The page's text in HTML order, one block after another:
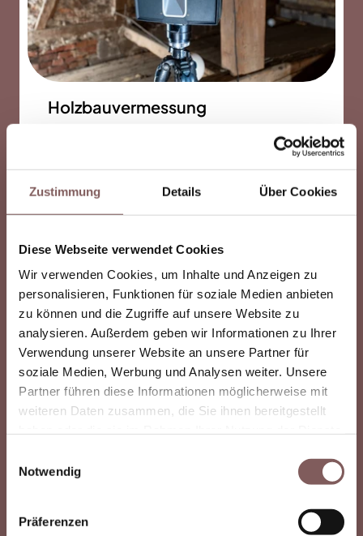
Zustimmung Details Über Cookies
Diese Webseite verwendet Cookies
Wir verwenden Cookies, um Inhalte und Anzeigen zu
personalisieren, Funktionen für soziale Medien anbieten
zu können und die Zugriffe auf unsere Website zu
analysieren. Außerdem geben wir Informationen zu Ihrer
Verwendung unserer Website an unsere Partner für
soziale Medien, Werbung und Analysen weiter. Unsere
Partner führen diese Informationen möglicherweise mit
weiteren Daten zusammen, die Sie ihnen bereitgestellt
Notwendig
Präferenzen
Holzbauvermessung
Mehr Erfahren
Warum 3D-Laserscanning in
Weilheim in Oberbayern
gewachsener Bausubstanz, regionaltypischer